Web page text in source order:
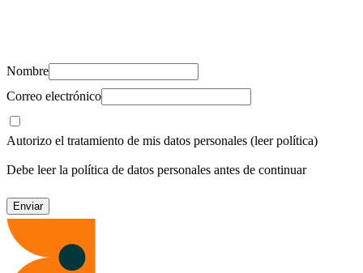
Nombre
Correo electrónico
Autorizo el tratamiento de mis datos personales (leer política)
Debe leer la política de datos personales antes de continuar